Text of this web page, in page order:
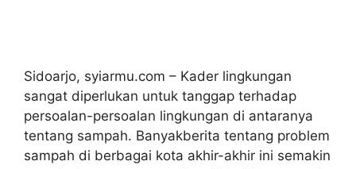
Sidoarjo, syiarmu.com – Kader lingkungan
sangat diperlukan untuk tanggap terhadap
persoalan-persoalan lingkungan di antaranya
tentang sampah. Banyakberita tentang problem
sampah di berbagai kota akhir-akhir ini semakin